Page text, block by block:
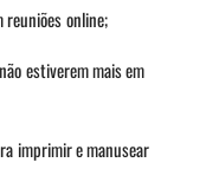
online;
estiverem mais em
imprimir e manusear